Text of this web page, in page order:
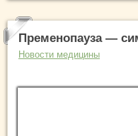
Пременопауза —
Новости медицины